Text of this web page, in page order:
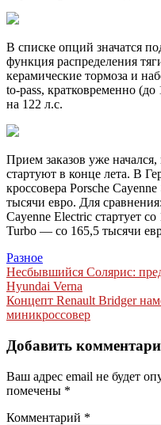
В списке опций значатся
функция распределения
керамические тормоза и
to-pass, кратковременно
на 122 л.с.
Прием заказов уже
стартуют в конце лета. В
кроссовера Porsche
тысячи евро. Для
Cayenne Electric стартует
Turbo — со 165,5 тысячи
Разное
Навигация
по
записям
Несбывшийся Солярис:
Hyundai Verna
Концепт Renault Bridger
миникроссовер
Добавить
Ваш адрес email не будет
помечены *
Комментарий *